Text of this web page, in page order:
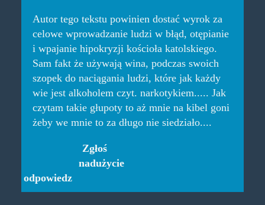
Autor tego tekstu powinien dostać wyrok za
celowe wprowadzanie ludzi w błąd, otępianie
i wpajanie hipokryzji kościoła katolskiego.
Sam fakt że używają wina, podczas swoich
szopek do naciągania ludzi, które jak każdy
wie jest alkoholem czyt. narkotykiem..... Jak
czytam takie głupoty to aż mnie na kibel goni
żeby we mnie to za długo nie siedziało....
odpowiedz
Zgłoś
nadużycie